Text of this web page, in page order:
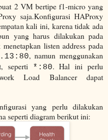
2 VM bertipe f1-micro yang
saja.Konfigurasi HAProxy
kali ini, karena tidak ada
yang harus dilakukan pada
listen address pada
, namun menggunakan
seperti
*:80. Hal ini perlu
Load Balancer dapat
yang perlu dilakukan
seperti diagram berikut ini: